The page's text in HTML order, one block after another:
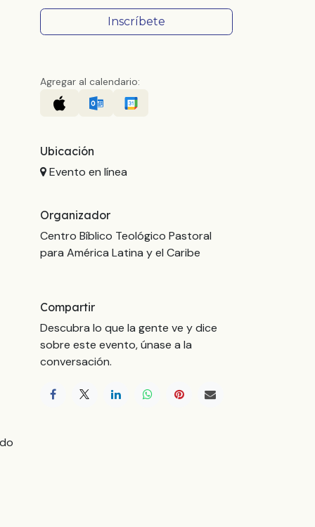
Inscríbete
Agregar al calendario:
Ubicación
Evento en línea
Organizador
Centro Bíblico Teológico Pastoral
para América Latina y el Caribe
Compartir
Descubra lo que la gente ve y dice
sobre este evento, únase a la
conversación.